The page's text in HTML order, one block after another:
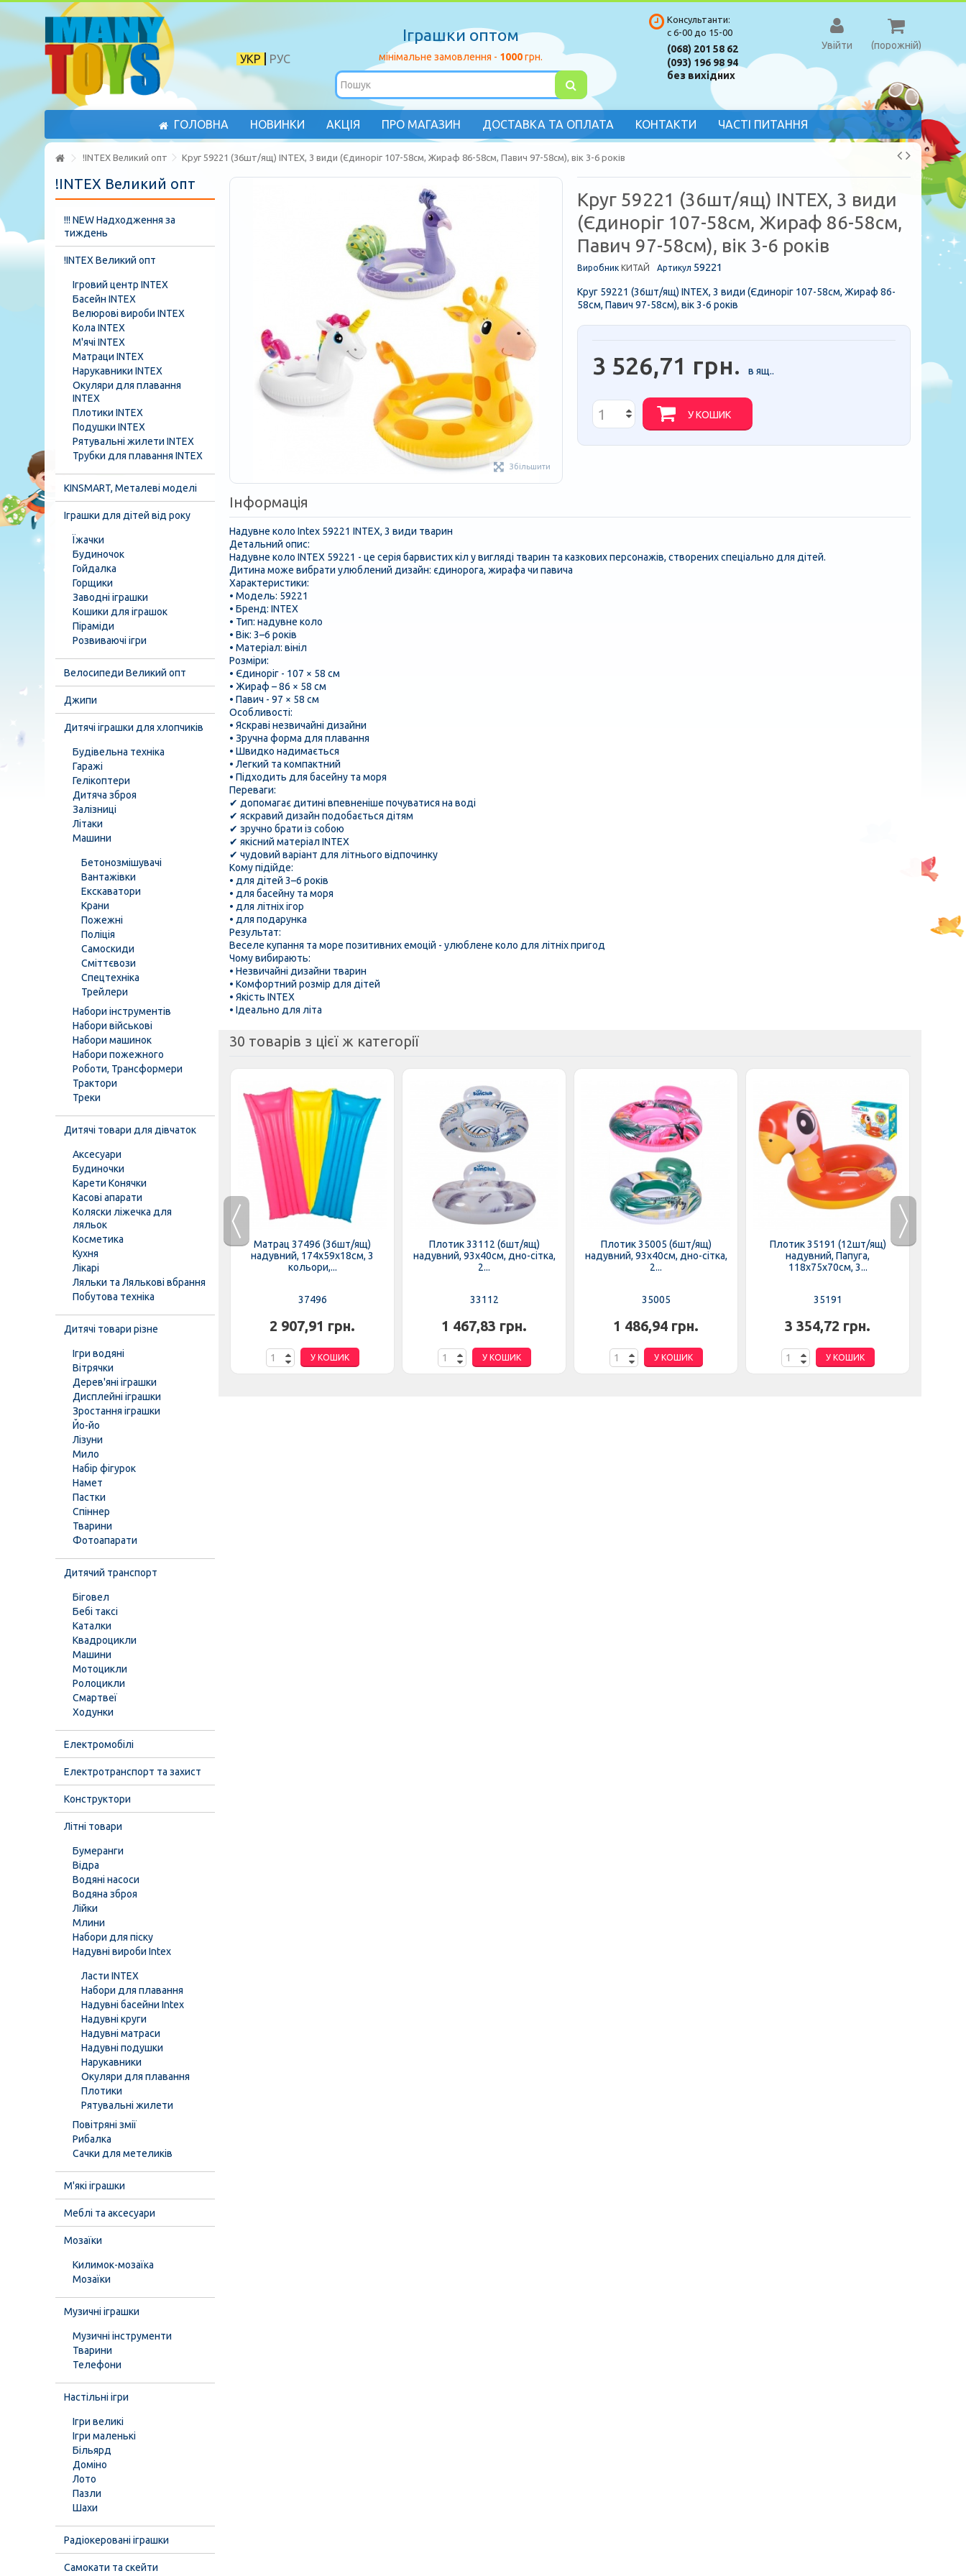
РУС
УКР
Іграшки оптом
мінімальне замовлення - 1000грн.
(порожній)
Увійти
Консультанти:
с 6-00 до 15-00
(068) 201 58 62
(093) 196 98 94
без вихідних
ГОЛОВНА НОВИНКИ АКЦІЯ ПРО МАГАЗИН ДОСТАВКА ТА ОПЛАТА КОНТАКТИ ЧАСТІ ПИТАННЯ
!INTEX Великий опт Круг 59221 (36шт/ящ) INTEX, 3 види (Єдиноріг 107-58см, Жираф 86-58см, Павич 97-58см), вік 3-6 років
Збільшити
Круг 59221 (36шт/ящ) INTEX, 3 види
(Єдиноріг 107-58см, Жираф 86-58см,
Павич 97-58см), вік 3-6 років
Виробник КИТАЙ Артикул 59221
Круг 59221 (36шт/ящ) INTEX, 3 види (Єдиноріг 107-58см, Жираф 86-
58см, Павич 97-58см), вік 3-6 років
3 526,71 грн. в ящ..
У КОШИК
Інформація
Надувне коло Intex 59221 INTEX, 3 види тварин
Детальний опис:
Надувне коло INTEX 59221 - це серія барвистих кіл у вигляді тварин та казкових персонажів, створених спеціально для дітей.
Дитина може вибрати улюблений дизайн: єдинорога, жирафа чи павича
Характеристики:
• Модель: 59221
• Бренд: INTEX
• Тип: надувне коло
• Вік: 3–6 років
• Матеріал: вініл
Розміри:
• Єдиноріг - 107 × 58 см
• Жираф – 86 × 58 см
• Павич - 97 × 58 см
Особливості:
• Яскраві незвичайні дизайни
• Зручна форма для плавання
• Швидко надимається
• Легкий та компактний
• Підходить для басейну та моря
Переваги:
✔ допомагає дитині впевненіше почуватися на воді
✔ яскравий дизайн подобається дітям
✔ зручно брати із собою
✔ якісний матеріал INTEX
✔ чудовий варіант для літнього відпочинку
Кому підійде:
• для дітей 3–6 років
• для басейну та моря
• для літніх ігор
• для подарунка
Результат:
Веселе купання та море позитивних емоцій - улюблене коло для літніх пригод
Чому вибирають:
• Незвичайні дизайни тварин
• Комфортний розмір для дітей
• Якість INTEX
• Ідеально для літа
30 товарів з цієї ж категорії
Круг 35106 (24шт/ящ) INTEX,
надувний, Метелики, 90см, 9+
35106
2 874,69 грн.
Матрац 37496 (36шт/ящ)
надувний, 174х59х18см, 3
кольори,...
37496
2 907,91 грн.
У КОШИК
Плотик 33112 (6шт/ящ)
надувний, 93х40см, дно-сітка,
2...
33112
1 467,83 грн.
У КОШИК
Плотик 35005 (6шт/ящ)
надувний, 93х40см, дно-сітка,
2...
35005
1 486,94 грн.
У КОШИК
Плотик 35191 (12шт/ящ)
надувний, Папуга,
118х75х70см, 3...
35191
3 354,72 грн.
У КОШИК
!INTEX Великий опт
!!! NEW Надходження за
тиждень
!INTEX Великий опт
Ігровий центр INTEX
Басейн INTEX
Велюрові вироби INTEX
Кола INTEX
М'ячі INTEX
Матраци INTEX
Нарукавники INTEX
Окуляри для плавання
INTEX
Плотики INTEX
Подушки INTEX
Рятувальні жилети INTEX
Трубки для плавання INTEX
KINSMART, Металеві моделі
Іграшки для дітей від року
Їжачки
Будиночок
Гойдалка
Горщики
Заводні іграшки
Кошики для іграшок
Піраміди
Розвиваючі ігри
Велосипеди Великий опт
Джипи
Дитячі іграшки для хлопчиків
Будівельна техніка
Гаражі
Гелікоптери
Дитяча зброя
Залізниці
Літаки
Машини
Бетонозмішувачі
Вантажівки
Екскаватори
Крани
Пожежні
Поліція
Самоскиди
Сміттєвози
Спецтехніка
Трейлери
Набори інструментів
Набори військові
Набори машинок
Набори пожежного
Роботи, Трансформери
Трактори
Треки
Дитячі товари для дівчаток
Аксесуари
Будиночки
Карети Конячки
Касові апарати
Коляски ліжечка для
ляльок
Косметика
Кухня
Лікарі
Ляльки та Лялькові вбрання
Побутова техніка
Дитячі товари різне
Ігри водяні
Вітрячки
Дерев'яні іграшки
Дисплейні іграшки
Зростання іграшки
Йо-йо
Лізуни
Мило
Набір фігурок
Намет
Пастки
Спіннер
Тварини
Фотоапарати
Дитячий транспорт
Біговел
Бебі таксі
Каталки
Квадроцикли
Машини
Мотоцикли
Ролоцикли
Смартвеї
Ходунки
Електромобілі
Електротранспорт та захист
Конструктори
Літні товари
Бумеранги
Відра
Водяні насоси
Водяна зброя
Лійки
Млини
Набори для піску
Надувні вироби Intex
Ласти INTEX
Набори для плавання
Надувні басейни Intex
Надувні круги
Надувні матраси
Надувні подушки
Нарукавники
Окуляри для плавання
Плотики
Рятувальні жилети
Повітряні змії
Рибалка
Сачки для метеликів
М'які іграшки
Меблі та аксесуари
Мозаїки
Килимок-мозаїка
Мозаїки
Музичні іграшки
Музичні інструменти
Тварини
Телефони
Настільні ігри
Ігри великі
Ігри маленькі
Більярд
Доміно
Лото
Пазли
Шахи
Радіокеровані іграшки
Самокати та скейти